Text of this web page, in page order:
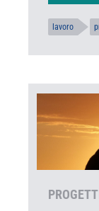
lavoro